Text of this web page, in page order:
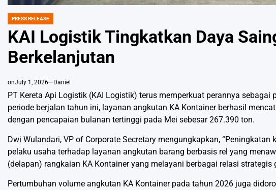
POSTED
PRESS RELEASE
KAI Logistik Tingkatkan Daya
Berkelanjutan
onJuly 1, 2026 Daniel
PT Kereta Api Logistik (KAI Logistik) terus memperkuat perannya
periode berjalan tahun ini, layanan angkutan KA Kontainer berhasil
dengan pencapaian bulanan tertinggi pada Mei sebesar 267.390 ton.
Dwi Wulandari, VP of Corporate Secretary mengungkapkan,
pelaku usaha terhadap layanan angkutan barang berbasis rel yang
(delapan) rangkaian KA Kontainer yang melayani berbagai relasi
Pertumbuhan volume angkutan KA Kontainer pada tahun 2026 juga